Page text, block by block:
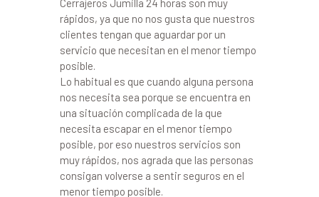
Cerrajeros Jumilla 24 horas son muy
rápidos, ya que no nos gusta que nuestros
clientes tengan que aguardar por un
servicio que necesitan en el menor tiempo
posible.
Lo habitual es que cuando alguna persona
nos necesita sea porque se encuentra en
una situación complicada de la que
necesita escapar en el menor tiempo
posible, por eso nuestros servicios son
muy rápidos, nos agrada que las personas
consigan volverse a sentir seguros en el
menor tiempo posible.